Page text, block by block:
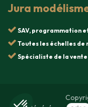
Jura
SAV, programmation
Toutes les échelles
Spécialiste de la vente